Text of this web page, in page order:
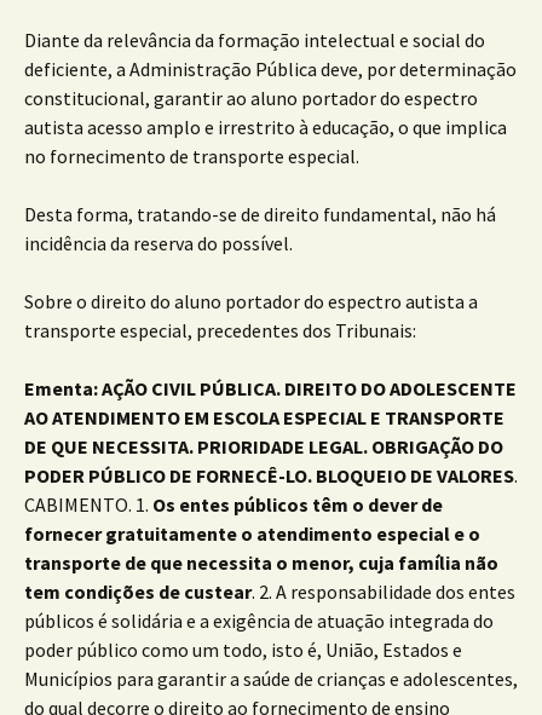
Diante da relevância da formação intelectual e social do
deficiente, a Administração Pública deve, por determinação
constitucional, garantir ao aluno portador do espectro
autista acesso amplo e irrestrito à educação, o que implica
no fornecimento de transporte especial.
Desta forma, tratando-se de direito fundamental, não há
incidência da reserva do possível.
Sobre o direito do aluno portador do espectro autista a
transporte especial, precedentes dos Tribunais:
Ementa:AÇÃO CIVIL PÚBLICA. DIREITO DO ADOLESCENTE
AO ATENDIMENTO EM ESCOLA ESPECIAL E TRANSPORTE
DE QUE NECESSITA. PRIORIDADE LEGAL. OBRIGAÇÃO DO
PODER PÚBLICO DE FORNECÊ-LO. BLOQUEIO DE VALORES.
CABIMENTO. 1. Os entes públicos têm o dever de
fornecer gratuitamente o atendimento especial e o
transporte de que necessita o menor, cuja família não
tem condições de custear. 2. A responsabilidade dos entes
públicos é solidária e a exigência de atuação integrada do
poder público como um todo, isto é, União, Estados e
Municípios para garantir a saúde de crianças e adolescentes,
do qual decorre o direito ao fornecimento de ensino